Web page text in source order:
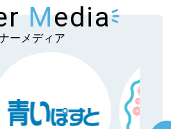
Media
ーメディア